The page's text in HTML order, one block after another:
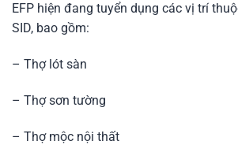
EFP hiện đang tuyển dụng các vị trí
SID, bao gồm:
– Thợ lót sàn
– Thợ sơn tường
– Thợ mộc nội thất